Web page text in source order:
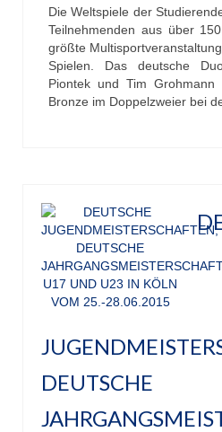
Die Weltspiele der
Teilnehmenden aus über
größte
Spielen. Das deutsche
Piontek und Tim Grohmann
Bronze im Doppelzweier bei
DEUTSCHE